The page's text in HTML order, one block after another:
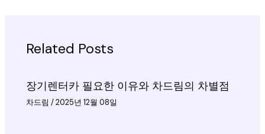
Related Posts
장기렌터카 필요한 이유와 차드림의 차별점
차드림 /2025년 12월 08일